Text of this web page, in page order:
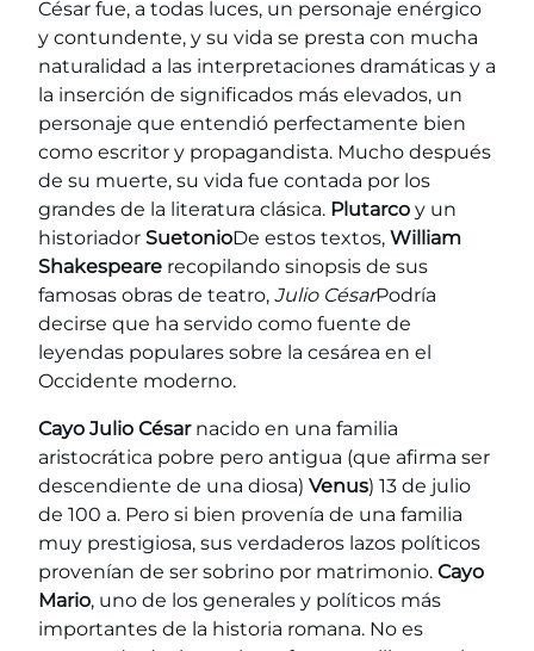
César fue, a todas luces, un personaje enérgico
y contundente, y su vida se presta con mucha
naturalidad a las interpretaciones dramáticas y a
la inserción de significados más elevados, un
personaje que entendió perfectamente bien
como escritor y propagandista. Mucho después
de su muerte, su vida fue contada por los
grandes de la literatura clásica. Plutarco y un
historiador SuetonioDe estos textos, William
Shakespeare recopilando sinopsis de sus
famosas obras de teatro, Julio CésarPodría
decirse que ha servido como fuente de
leyendas populares sobre la cesárea en el
Occidente moderno.
Cayo Julio Césarnacido en una familia
aristocrática pobre pero antigua (que afirma ser
descendiente de una diosa) Venus) 13 de julio
de 100 a. Pero si bien provenía de una familia
muy prestigiosa, sus verdaderos lazos políticos
provenían de ser sobrino por matrimonio. Cayo
Mario, uno de los generales y políticos más
importantes de la historia romana. No es